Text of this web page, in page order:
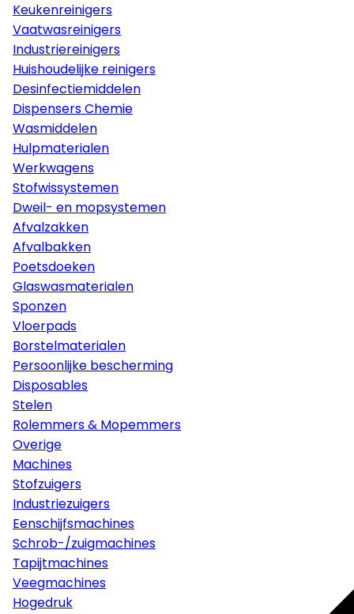
Keukenreinigers
Vaatwasreinigers
Industriereinigers
Huishoudelijke reinigers
Desinfectiemiddelen
Dispensers Chemie
Wasmiddelen
Hulpmaterialen
Werkwagens
Stofwissystemen
Dweil- en mopsystemen
Afvalzakken
Afvalbakken
Poetsdoeken
Glaswasmaterialen
Sponzen
Vloerpads
Borstelmaterialen
Persoonlijke bescherming
Disposables
Stelen
Rolemmers & Mopemmers
Overige
Machines
Stofzuigers
Industriezuigers
Eenschijfsmachines
Schrob-/zuigmachines
Tapijtmachines
Veegmachines
Hogedruk